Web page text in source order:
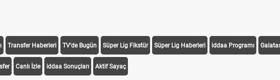
Transfer Haberleri TV'de Bugün Süper Lig Fikstür Süper Lig Haberleri iddaa Programı
Canlı İzle iddaa Sonuçları Aktif Sayaç